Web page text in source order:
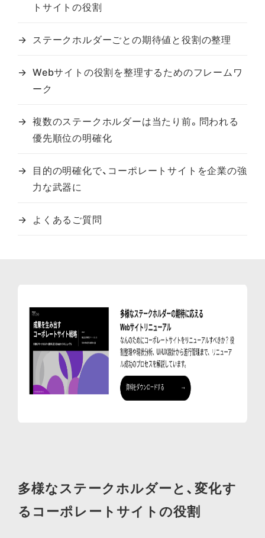
トサイトの役割
ステークホルダーごとの期待値と役割の整理
Webサイトの役割を整理するためのフレームワ
ーク
複数のステークホルダーは当たり前。問われる
優先順位の明確化
目的の明確化で、コーポレートサイトを企業の強
力な武器に
よくあるご質問
多様なステークホルダーと、変化す
るコーポレートサイトの役割